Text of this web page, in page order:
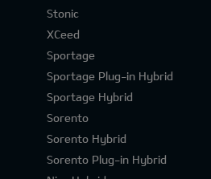
Stonic
XCeed
Sportage
Sportage Plug-in Hybrid
Sportage Hybrid
Sorento
Sorento Hybrid
Sorento Plug-in Hybrid